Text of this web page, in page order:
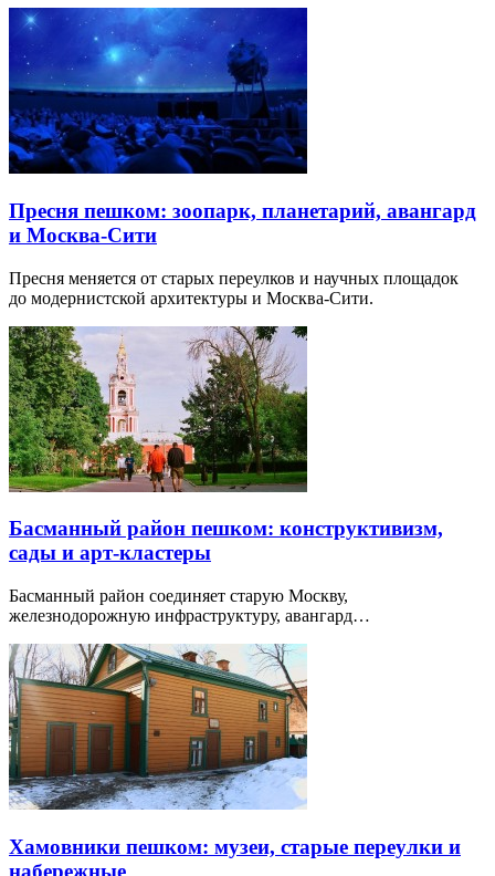
Пресня пешком: зоопарк, планетарий, авангард
и Москва-Сити
Пресня меняется от старых переулков и научных площадок
до модернистской архитектуры и Москва-Сити.
Басманный район пешком: конструктивизм,
сады и арт-кластеры
Басманный район соединяет старую Москву,
железнодорожную инфраструктуру, авангард…
Хамовники пешком: музеи, старые переулки и
набережные